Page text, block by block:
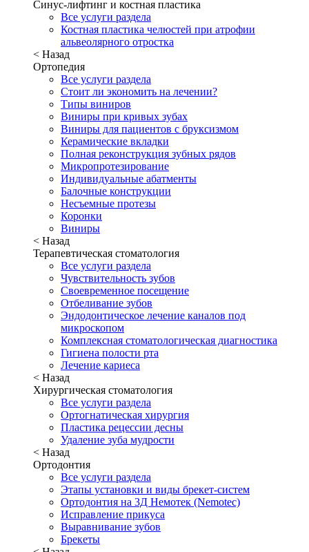
Синус-лифтинг и костная пластика
Все услуги раздела
Костная пластика челюстей при атрофии
альвеолярного отростка
< Назад
Ортопедия
Все услуги раздела
Стоит ли экономить на лечении?
Типы виниров
Виниры при кривых зубах
Виниры для пациентов с бруксизмом
Керамические вкладки
Полная реконструкция зубных рядов
Микропротезирование
Индивидуальные абатменты
Балочные конструкции
Несъемные протезы
Коронки
Виниры
< Назад
Терапевтическая стоматология
Все услуги раздела
Чувствительность зубов
Своевременное посещение
Отбеливание зубов
Эндодонтическое лечение каналов под
микроскопом
Комплексная стоматологическая диагностика
Гигиена полости рта
Лечение кариеса
< Назад
Хирургическая стоматология
Все услуги раздела
Ортогнатическая хирургия
Пластика рецессии десны
Удаление зуба мудрости
< Назад
Ортодонтия
Все услуги раздела
Этапы установки и виды брекет-систем
Ортодонтия на 3Д Немотек (Nemotec)
Исправление прикуса
Выравнивание зубов
Брекеты